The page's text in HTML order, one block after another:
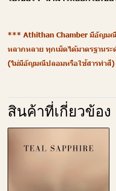
*** Athithan Chamber มีอัญม
หลากหลาย ทุกเม็ดได้มาตรฐานร
(ไม่มีอัญมณีปลอมหรือใช้สารทำสี)
สินค้าที่เกี่ยวข้อง